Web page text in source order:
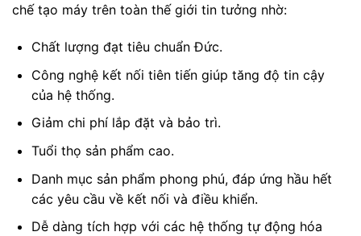
chế tạo máy trên toàn thế giới tin tưởng nhờ:
Chất lượng đạt tiêu chuẩn Đức.
Công nghệ kết nối tiên tiến giúp tăng độ tin cậy
của hệ thống.
Giảm chi phí lắp đặt và bảo trì.
Tuổi thọ sản phẩm cao.
Danh mục sản phẩm phong phú, đáp ứng hầu hết
các yêu cầu về kết nối và điều khiển.
Dễ dàng tích hợp với các hệ thống tự động hóa